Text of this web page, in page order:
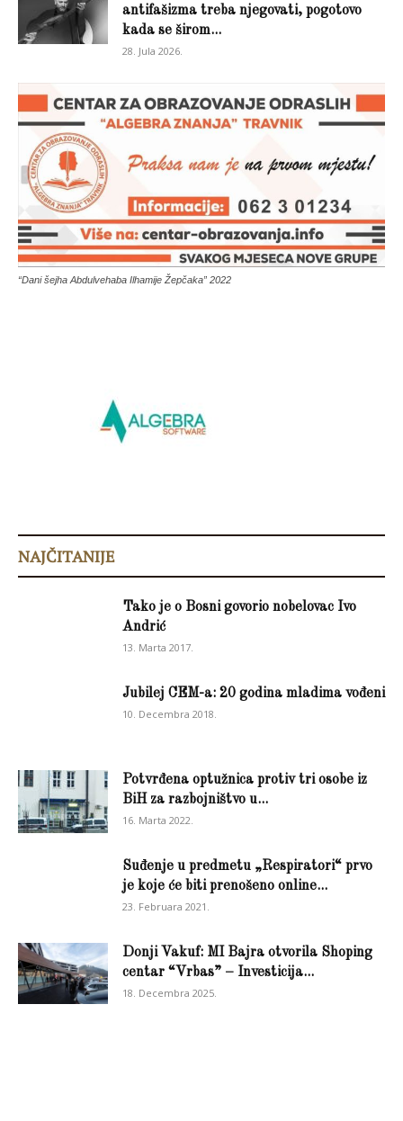
antifašizma treba njegovati, pogotovo
kada se širom...
28. Jula 2026.
“Dani šejha Abdulvehaba Ilhamije Žepčaka” 2022
NAJČITANIJE
Tako je o Bosni govorio nobelovac Ivo
Andrić
13. Marta 2017.
Jubilej CEM-a: 20 godina mladima vođeni
10. Decembra 2018.
Potvrđena optužnica protiv tri osobe iz
BiH za razbojništvo u...
16. Marta 2022.
Suđenje u predmetu „Respiratori“ prvo
je koje će biti prenošeno online...
23. Februara 2021.
Donji Vakuf: MI Bajra otvorila Shoping
centar “Vrbas” – Investicija...
18. Decembra 2025.